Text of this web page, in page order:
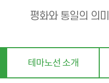
평화와 통일의 의
테마노선 소개